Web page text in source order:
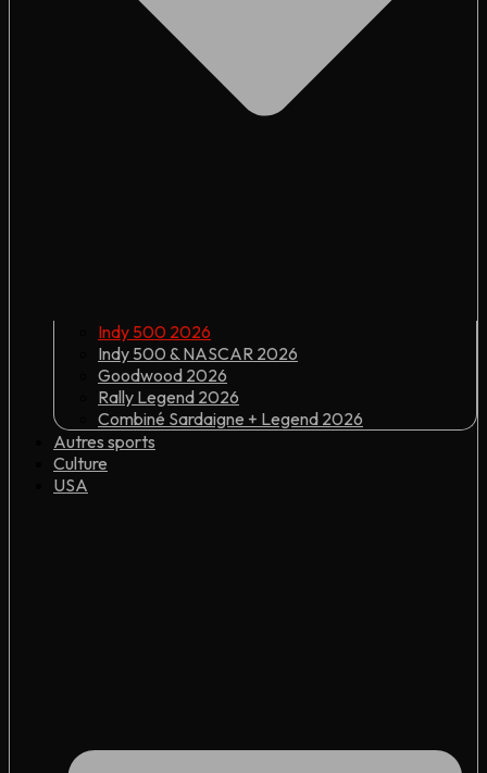
Indy 500 2026
Indy 500 & NASCAR 2026
Goodwood 2026
Rally Legend 2026
Combiné Sardaigne + Legend 2026
Autres sports
Culture
USA